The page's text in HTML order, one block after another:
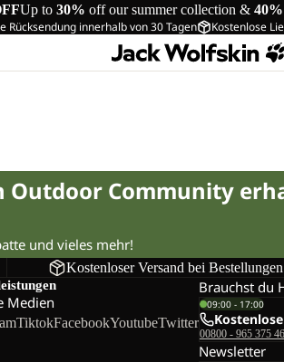
Up to 30% off our summer collection & 40%
Rücksendung innerhalb von 30 Tagen Kostenlose
Outdoor Community
und vieles mehr!
Kostenloser Versand bei
Medien
TiktokFacebookYoutubeTwitter
Brauchst du
09:00 - 17:00
00800 - 965 375 46
Newsletter